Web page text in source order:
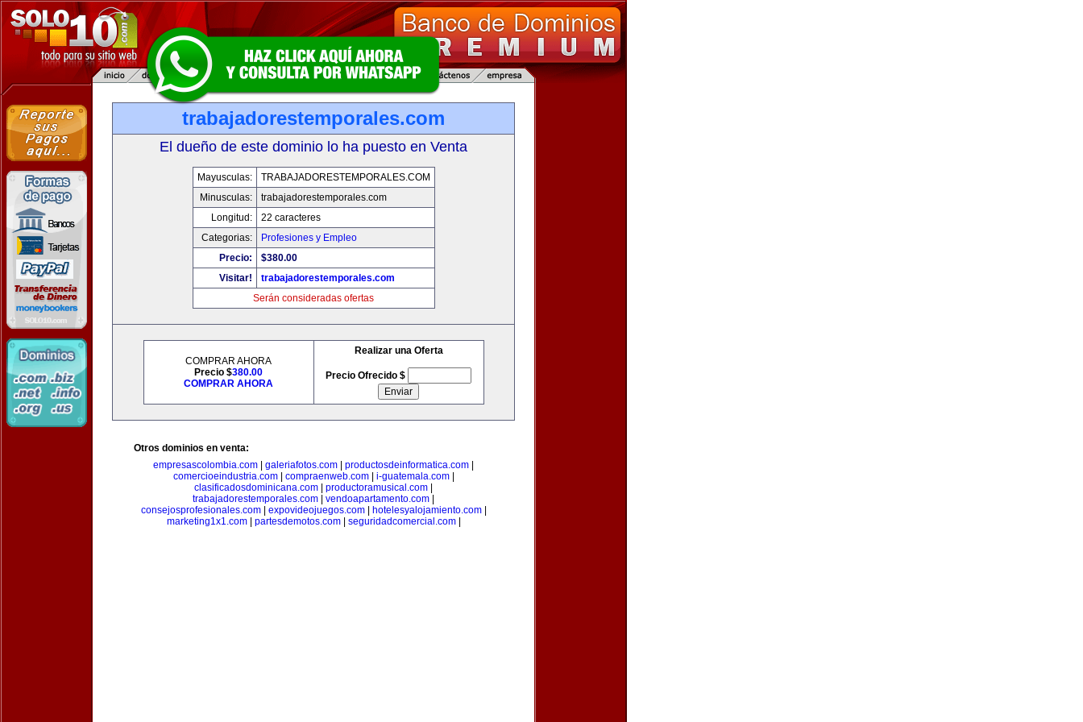
trabajadorestemporales.com
El dueño de este dominio lo ha puesto en Venta
Mayusculas:
TRABAJADORESTEMPORALES.COM
Minusculas:
trabajadorestemporales.com
Longitud:
22 caracteres
Categorias:
Profesiones y Empleo
Precio:
$380.00
Visitar!
trabajadorestemporales.com
Serán consideradas ofertas
COMPRAR AHORA
Precio $380.00
COMPRAR AHORA
Realizar una Oferta
Precio Ofrecido $
Otros dominios en venta:
empresascolombia.com
galeriafotos.com productosdeinformatica.com
comercioeindustria.com| compraenweb.com| i-guatemala.com|
clasificadosdominicana.com
productoramusical.com
trabajadorestemporales.com
vendoapartamento.com
consejosprofesionales.com| expovideojuegos.com| hotelesyalojamiento.com|
marketing1x1.com| partesdemotos.com| seguridadcomercial.com|